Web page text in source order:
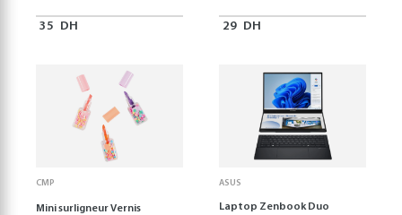
35 DH 29 DH
CMP
Mini surligneur Vernis
ASUS
Laptop Zenbook Duo